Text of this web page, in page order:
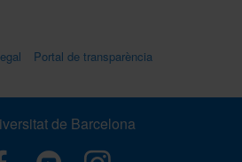
Portal de transparència
de Barcelona